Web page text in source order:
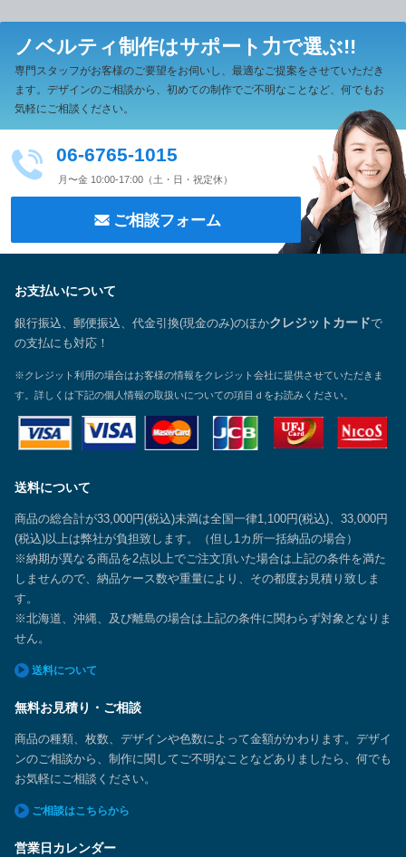
ノベルティ制作はサポート力で選ぶ!!
専門スタッフがお客様のご要望をお伺いし、最適なご提案をさせていただき
ます。 デザインのご相談から、初めての制作でご不明なことなど、何でもお
気軽にご相談ください。
06-6765-1015
月〜金 10:00-17:00（土・日・祝定休）
ご相談フォーム
お支払いについて
銀行振込、郵便振込、代金引換(現金のみ)のほかクレジットカードで
の支払にも対応！
※クレジット利用の場合はお客様の情報をクレジット会社に提供させていただきま
す。詳しくは下記の個人情報の取扱いについての項目ｄをお読みください。
送料について
商品の総合計が33,000円(税込)未満は全国一律1,100円(税込)、33,000円
(税込)以上は弊社が負担致します。（但し1カ所一括納品の場合）
※納期が異なる商品を2点以上でご注文頂いた場合は上記の条件を満た
しませんので、納品ケース数や重量により、その都度お見積り致しま
す。
※北海道、沖縄、及び離島の場合は上記の条件に関わらず対象となりま
せん。
送料について
無料お見積り・ご相談
商品の種類、枚数、デザインや色数によって金額がかわります。デザイ
ンのご相談から、制作に関してご不明なことなどありましたら、何でも
お気軽にご相談ください。
ご相談はこちらから
営業日カレンダー